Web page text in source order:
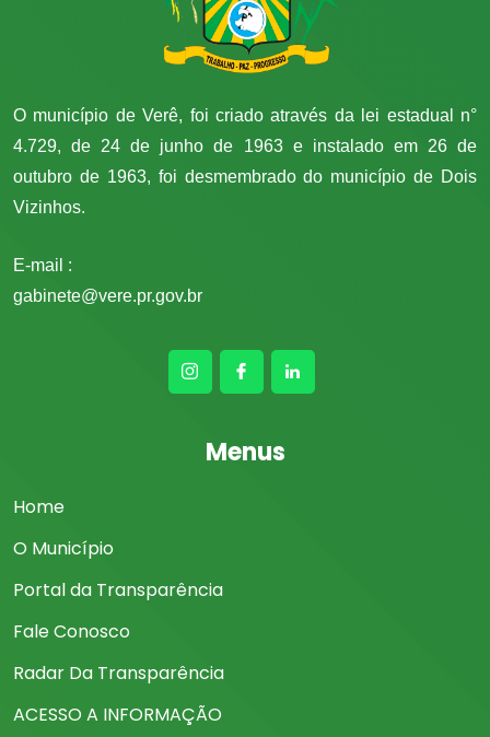
O município de Verê, foi criado através da lei estadual n°
4.729, de 24 de junho de 1963 e instalado em 26 de
outubro de 1963, foi desmembrado do município de Dois
Vizinhos.
E-mail :
gabinete@vere.pr.gov.br
Menus
Home
O Município
Portal da Transparência
Fale Conosco
Radar Da Transparência
ACESSO A INFORMAÇÃO